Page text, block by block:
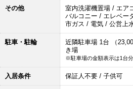
その他
室内洗濯機置場 / エア
バルコニー / エレベー
市ガス / 電気 / 公営上
駐車・駐輪
近隣駐車場 1台 （
き場
※駐車場の金額表示は1台分
入居条件 保証人不要 / 子供可